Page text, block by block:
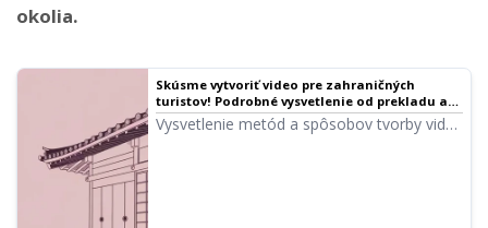
okolia.
Skúsme vytvoriť video pre zahraničných
turistov! Podrobné vysvetlenie od prekladu až
po vytvorenie hlasu
Vysvetlenie metód a spôsobov tvorby videí